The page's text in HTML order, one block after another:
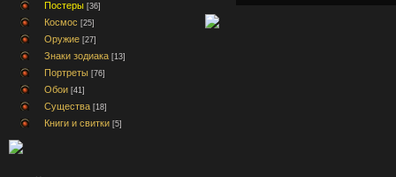
Постеры [36]
Космос [25]
Оружие [27]
Знаки зодиака [13]
Портреты [76]
Обои [41]
Существа [18]
Книги и свитки [5]